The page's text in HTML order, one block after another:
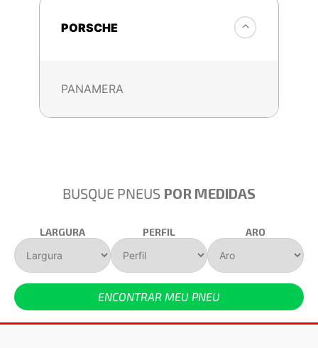
PORSCHE
PANAMERA
BUSQUE PNEUS POR MEDIDAS
LARGURA PERFIL ARO
ENCONTRAR MEU PNEU